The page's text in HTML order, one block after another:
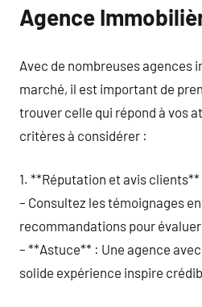
Agence
Avec de nombreuses agences
marché, il est important de
trouver celle qui répond à vos
critères à considérer :
1. **Réputation et avis clients**
– Consultez les témoignages
recommandations pour
– **Astuce** : Une agence
solide expérience inspire